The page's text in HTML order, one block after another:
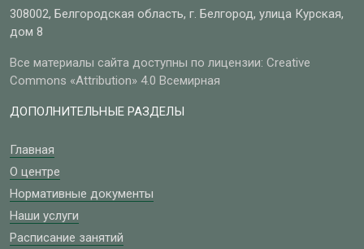
308002, Белгородская область, г. Белгород, улица Курская,
дом 8
Все материалы сайта доступны по лицензии: Creative
Commons «Attribution» 4.0 Всемирная
ДОПОЛНИТЕЛЬНЫЕ РАЗДЕЛЫ
Главная
О центре
Нормативные документы
Наши услуги
Расписание занятий